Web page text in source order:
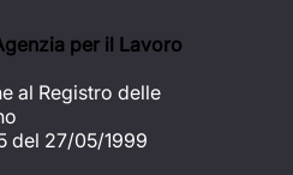
per il Lavoro
al Registro delle
del 27/05/1999